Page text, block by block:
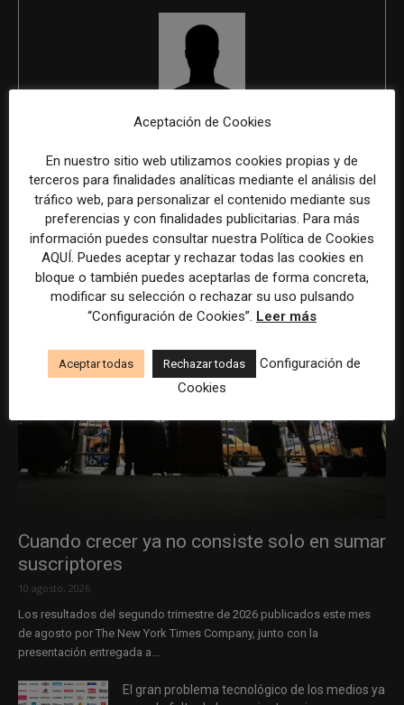
REDACCIÓN
ÚLTIMOS ARTÍCULOS
Cuando crecer ya no consiste solo en sumar
suscriptores
10 agosto, 2026
Los resultados del segundo trimestre de 2026 publicados este mes
de agosto por The New York Times Company, junto con la
presentación entregada a...
El gran problema tecnológico de los medios ya
Aceptación de Cookies
En nuestro sitio web utilizamos cookies propias y de
terceros para finalidades analíticas mediante el análisis del
tráfico web, para personalizar el contenido mediante sus
preferencias y con finalidades publicitarias. Para más
información puedes consultar nuestra Política de Cookies
AQUÍ. Puedes aceptar y rechazar todas las cookies en
bloque o también puedes aceptarlas de forma concreta,
modificar su selección o rechazar su uso pulsando
“Configuración de Cookies”. Leer más
Aceptar todas Rechazar todas
Configuración de
Cookies